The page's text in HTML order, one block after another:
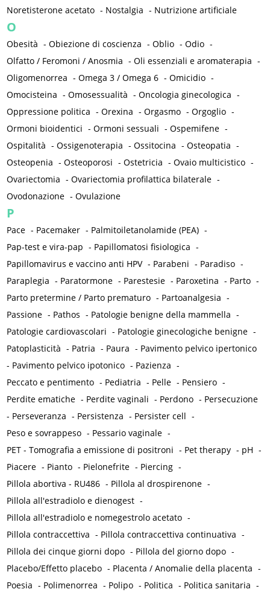
Noretisterone acetato - Nostalgia - Nutrizione artificiale
O
Obesità -Obiezione di coscienza -Oblio -Odio -
Olfatto / Feromoni / Anosmia -Oli essenziali e aromaterapia -
Oligomenorrea -Omega 3 / Omega 6 -Omicidio -
Omocisteina -Omosessualità -Oncologia ginecologica -
Oppressione politica -Orexina -Orgasmo -Orgoglio -
Ormoni bioidentici -Ormoni sessuali -Ospemifene -
Ospitalità -Ossigenoterapia -Ossitocina -Osteopatia -
Osteopenia -Osteoporosi -Ostetricia -Ovaio multicistico -
Ovariectomia -Ovariectomia profilattica bilaterale -
Ovodonazione -Ovulazione
P
Pace - Pacemaker - Palmitoiletanolamide (PEA) -
Pap-test e vira-pap - Papillomatosi fisiologica -
Papillomavirus e vaccino anti HPV - Parabeni - Paradiso -
Paraplegia - Paratormone - Parestesie - Paroxetina - Parto -
Parto pretermine / Parto prematuro - Partoanalgesia -
Passione - Pathos - Patologie benigne della mammella -
Patologie cardiovascolari - Patologie ginecologiche benigne -
Patoplasticità - Patria - Paura - Pavimento pelvico ipertonico
- Pavimento pelvico ipotonico - Pazienza -
Peccato e pentimento - Pediatria - Pelle - Pensiero -
Perdite ematiche - Perdite vaginali - Perdono - Persecuzione
- Perseveranza - Persistenza - Persister cell -
Peso e sovrappeso - Pessario vaginale -
PET - Tomografia a emissione di positroni - Pet therapy - pH -
Piacere - Pianto - Pielonefrite - Piercing -
Pillola abortiva - RU486 - Pillola al drospirenone -
Pillola all'estradiolo e dienogest -
Pillola all'estradiolo e nomegestrolo acetato -
Pillola contraccettiva - Pillola contraccettiva continuativa -
Pillola dei cinque giorni dopo - Pillola del giorno dopo -
Placebo/Effetto placebo - Placenta / Anomalie della placenta -
Poesia - Polimenorrea - Polipo - Politica - Politica sanitaria -